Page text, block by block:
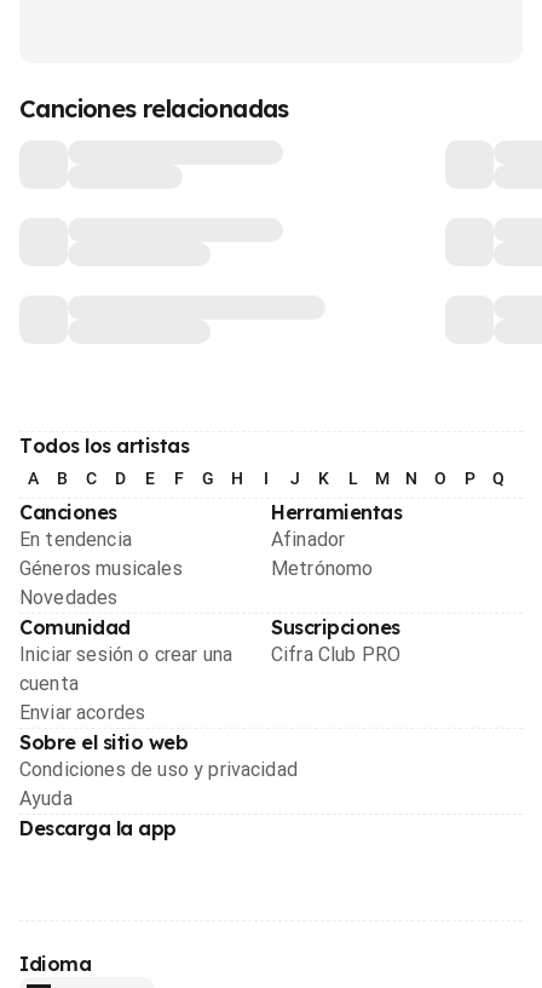
Canciones relacionadas
Todos los artistas
A B C D E F G H I J K L M N O P Q
Canciones
En tendencia
Géneros musicales
Novedades
Herramientas
Afinador
Metrónomo
Comunidad
Iniciar sesión o crear una
cuenta
Enviar acordes
Suscripciones
Cifra Club PRO
Sobre el sitio web
Condiciones de uso y privacidad
Ayuda
Descarga la app
Idioma